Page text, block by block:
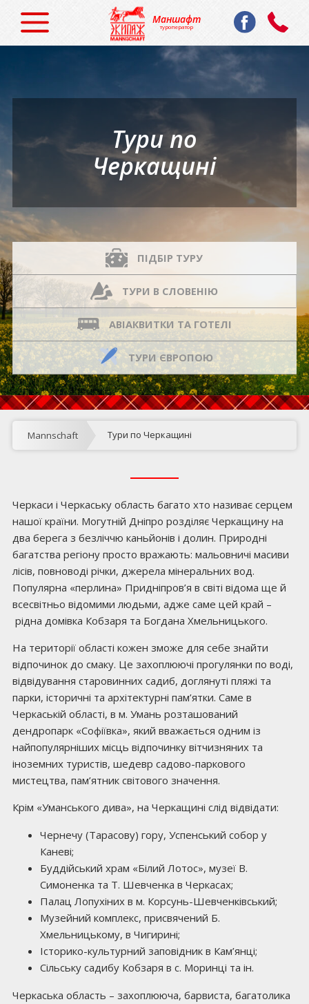
Маншафт
туроператор
Тури по
Черкащині
ПІДБІР ТУРУ
ТУРИ В СЛОВЕНІЮ
АВІАКВИТКИ ТА ГОТЕЛІ
ТУРИ ЄВРОПОЮ
Mannschaft Тури по Черкащині
Черкаси і Черкаську область багато хто називає серцем
нашої країни. Могутній Дніпро розділяє Черкащину на
два берега з безліччю каньйонів і долин. Природні
багатства регіону просто вражають: мальовничі масиви
лісів, повноводі річки, джерела мінеральних вод.
Популярна «перлина» Придніпров’я в світі відома ще й
всесвітньо відомими людьми, адже саме цей край –
рідна домівка Кобзаря та Богдана Хмельницького.
На території області кожен зможе для себе знайти
відпочинок до смаку. Це захоплюючі прогулянки по воді,
відвідування старовинних садиб, доглянуті пляжі та
парки, історичні та архітектурні пам’ятки. Саме в
Черкаській області, в м. Умань розташований
дендропарк «Софіївка», який вважається одним із
найпопулярніших місць відпочинку вітчизняних та
іноземних туристів, шедевр садово-паркового
мистецтва, пам’ятник світового значення.
Крім «Уманського дива», на Черкащині слід відвідати:
Чернечу (Тарасову) гору, Успенський собор у
Каневі;
Буддійський храм «Білий Лотос», музеї В.
Симоненка та Т. Шевченка в Черкасах;
Палац Лопухіних в м. Корсунь-Шевченківський;
Музейний комплекс, присвячений Б.
Хмельницькому, в Чигирині;
Історико-культурний заповідник в Кам’янці;
Сільську садибу Кобзаря в с. Моринці та ін.
Черкаська область – захоплююча, барвиста, багатолика